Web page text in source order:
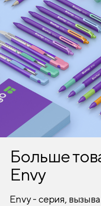
Наличие топпера
Рисунок на корпусе
Диаметр корпуса (мм)
Длина ручки с колпачком
Длина ручки без колпачка
Количество в упаковке
Больше
Envy
Envy - серия,